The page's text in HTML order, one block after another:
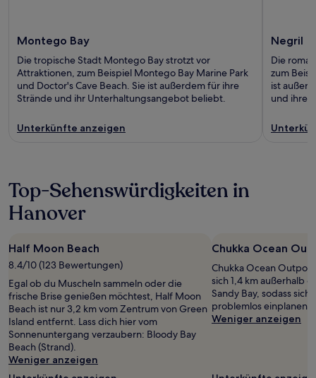
Montego Bay
Die tropische Stadt Montego Bay strotzt vor
Attraktionen, zum Beispiel Montego Bay Marine Park
und Doctor's Cave Beach. Sie ist außerdem für ihre
Strände und ihr Unterhaltungsangebot beliebt.
Unterkünfte anzeigen
Negril
Die
zum
ist
und ihre
Top-Sehenswürdigkeiten in
Hanover
Half Moon Beach
8.4/10 (123 Bewertungen)
Egal ob du Muscheln sammeln oder die
frische Brise genießen möchtest, Half Moon
Beach ist nur 3,2 km vom Zentrum von Green
Island entfernt. Lass dich hier vom
Sonnenuntergang verzaubern: Bloody Bay
Beach (Strand).
Weniger anzeigen
Chukka Ocean
Chukka Ocean
sich 1,4 km außerhalb
Sandy Bay, sodass
problemlos einplanen
Weniger anzeigen